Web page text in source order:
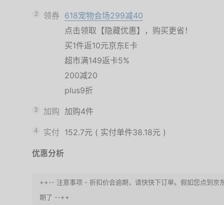
2 领券 618宠物会场299减40
点击领取【隐藏优惠】，购买更省！
买1件返10元京东E卡
超市满149返卡5%
200减20
plus9折
3 加购 加购4件
4 实付 152.7元 ( 实付单件38.18元 )
优惠分析
++-- 注意事项 - 折扣价会逾期，请快快下订单。假如您点到京
期了 --++